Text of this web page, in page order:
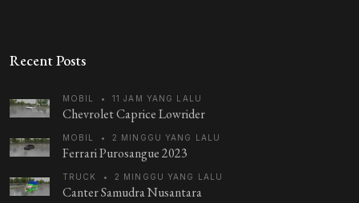
Recent Posts
MOBIL • 11 JAM YANG LALU
Chevrolet Caprice Lowrider
MOBIL • 2 MINGGU YANG LALU
Ferrari Purosangue 2023
TRUCK • 2 MINGGU YANG LALU
Canter Samudra Nusantara